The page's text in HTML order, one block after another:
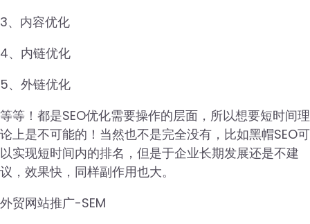
3、内容优化
4、内链优化
5、外链优化
等等！都是SEO优化需要操作的层面，所以想要短时间理
论上是不可能的！当然也不是完全没有，比如黑帽SEO可
以实现短时间内的排名，但是于企业长期发展还是不建
议，效果快，同样副作用也大。
外贸网站推广-SEM